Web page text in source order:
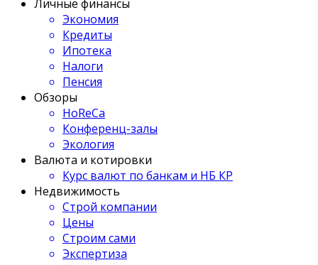
Личные финансы
Экономия
Кредиты
Ипотека
Налоги
Пенсия
Обзоры
HoReCa
Конференц-залы
Экология
Валюта и котировки
Курс валют по банкам и НБ КР
Недвижимость
Строй компании
Цены
Строим сами
Экспертиза